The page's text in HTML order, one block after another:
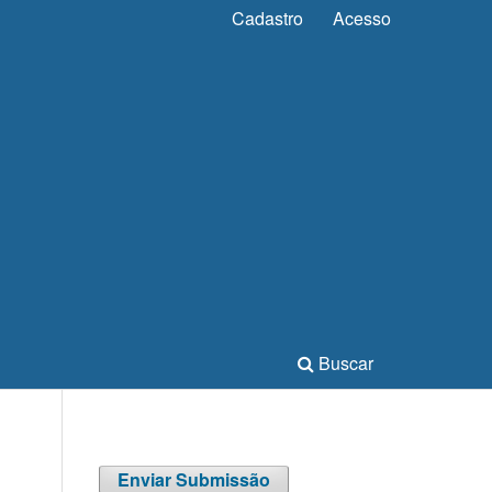
Buscar
Cadastro Acesso
Enviar Submissão